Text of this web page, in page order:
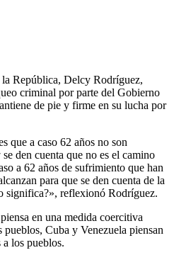
República, Delcy Rodríguez,
criminal por parte del Gobierno
de pie y firme en su lucha por
que a caso 62 años no son
den cuenta que no es el camino
a 62 años de sufrimiento que han
para que se den cuenta de la
significa?», reflexionó Rodríguez.
en una medida coercitiva
Cuba y Venezuela piensan
los pueblos.